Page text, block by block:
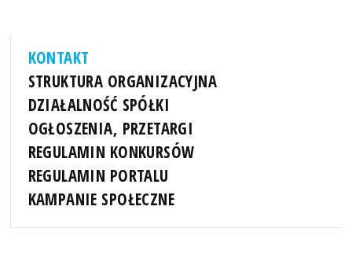
KONTAKT
STRUKTURA ORGANIZACYJNA
DZIAŁALNOŚĆ SPÓŁKI
OGŁOSZENIA, PRZETARGI
REGULAMIN KONKURSÓW
REGULAMIN PORTALU
KAMPANIE SPOŁECZNE